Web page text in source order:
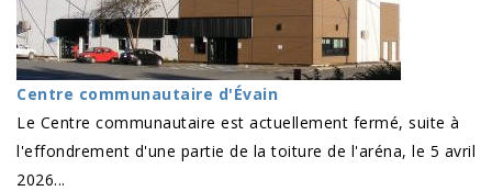
Centre communautaire d'Évain
Le Centre communautaire est actuellement fermé, suite à
l'effondrement d'une partie de la toiture de l'aréna, le 5 avril
2026...